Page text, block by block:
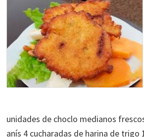
unidades de choclo medianos
anís 4 cucharadas de harina de trigo